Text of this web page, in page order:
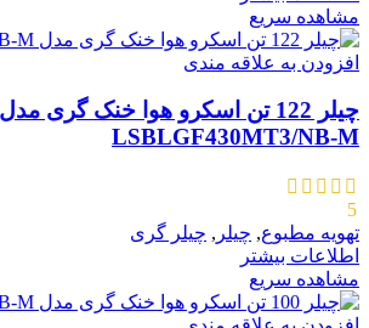
مشاهده سریع
افزودن به علاقه مندی
چیلر 122 تن اسکرو هوا خنک گری مدل
LSBLGF430MT3/NB-M
5
تهویه مطبوع, چیلر , چیلر گری
اطلاعات بیشتر
مشاهده سریع